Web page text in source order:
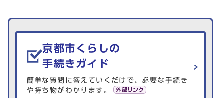
生活情報を探す
京都市くらしの
手続きガイド
簡単な質問に答えていくだけで、必要な手続き
や持ち物がわかります。